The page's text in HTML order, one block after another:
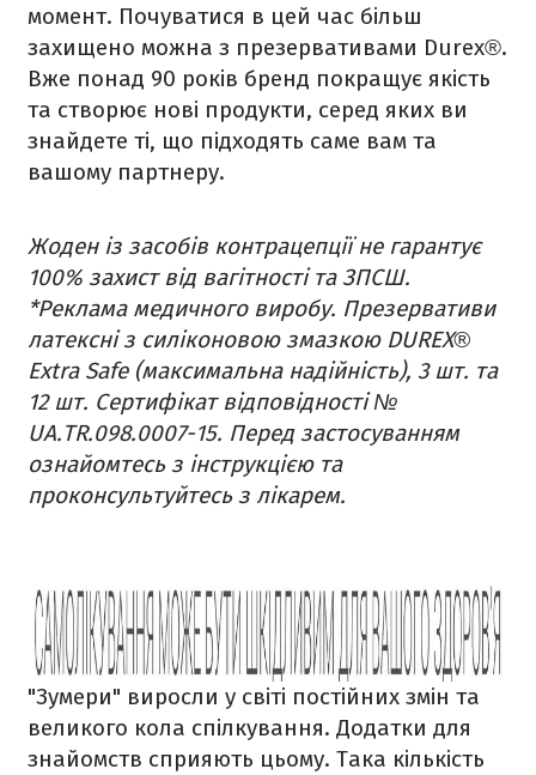
момент. Почуватися в цей час більш
захищено можна з презервативами Durex®.
Вже понад 90 років бренд покращує якість
та створює нові продукти, серед яких ви
знайдете ті, що підходять саме вам та
вашому партнеру.
Жоден із засобів контрацепції не гарантує
100% захист від вагітності та ЗПСШ.
*Реклама медичного виробу. Презервативи
латексні з силіконовою змазкою DUREX®
Extra Safe (максимальна надійність), 3 шт. та
12 шт. Сертифікат відповідності №
UA.TR.098.0007-15. Перед застосуванням
ознайомтесь з інструкцією та
проконсультуйтесь з лікарем.
"Зумери" виросли у світі постійних змін та
великого кола спілкування. Додатки для
знайомств сприяють цьому. Така кількість